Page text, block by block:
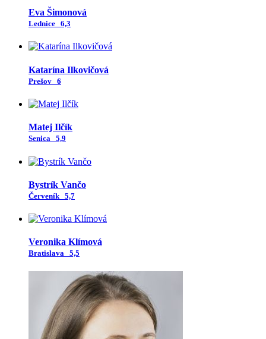
Eva Šimonová
Lednice 6,3
Katarína Ilkovičová
Prešov 6
Matej Ilčík
Senica 5,9
Bystrík Vančo
Červeník 5,7
Veronika Klímová
Bratislava 5,5